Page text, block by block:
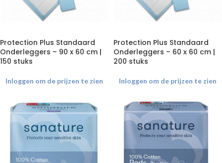
Protection Plus Standaard
Onderleggers – 90 x 60 cm |
150 stuks
Inloggen om de prijzen te zien
Protection Plus Standaard
Onderleggers – 60 x 60 cm |
200 stuks
Inloggen om de prijzen te zien